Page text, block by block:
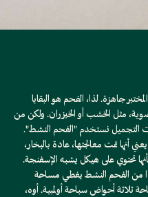
جاهزة. لذا، الفحم هو البقايا
مثل الخشب أو الخيزران. ولكن من
التجميل نستخدم "الفحم النشط".
أنها تمت معالجتها، عادة بالبخار،
تحتوي على هيكل يشبه الإسفنجة.
من الفحم النشط يغطي مساحة
مساحة ثلاثة أحواض سباحة أولمبية. أوه،